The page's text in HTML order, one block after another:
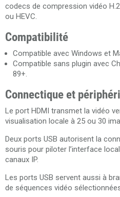
codecs de compression vidéo
ou HEVC.
Compatibilité
Compatible avec Windows et
Compatible sans plugin avec
89+.
Connectique et
Le port HDMI transmet la vidéo
visualisation locale à 25 ou 30
Deux ports USB autorisent la
souris pour piloter l’interface
canaux IP.
Les ports USB servent aussi à
de séquences vidéo